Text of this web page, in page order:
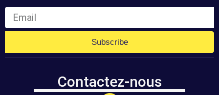
Subscribe
Contactez-nous